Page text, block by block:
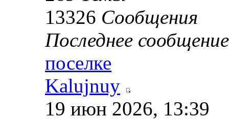
13326 Сообщения
Последнее сообщение
поселке
Kalujnuy
19 июн 2026, 13:39